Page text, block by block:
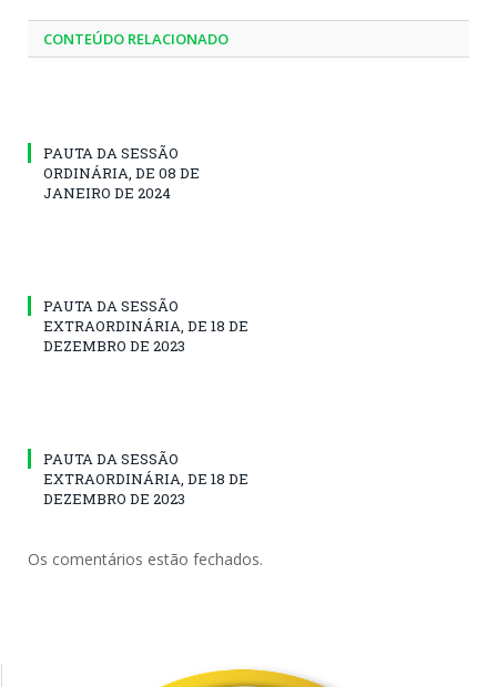
CONTEÚDO RELACIONADO
PAUTA DA SESSÃO
ORDINÁRIA, DE 08 DE
JANEIRO DE 2024
PAUTA DA SESSÃO
EXTRAORDINÁRIA, DE 18 DE
DEZEMBRO DE 2023
PAUTA DA SESSÃO
EXTRAORDINÁRIA, DE 18 DE
DEZEMBRO DE 2023
Os comentários estão fechados.